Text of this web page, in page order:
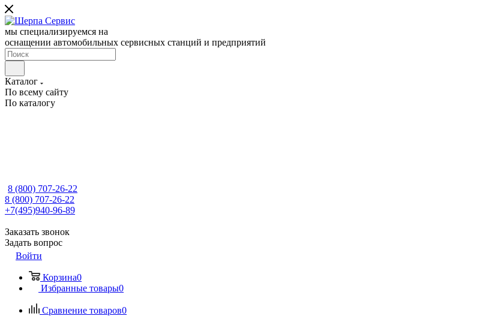
мы специализируемся на
оснащении автомобильных сервисных станций и предприятий
Каталог
По всему сайту
По каталогу
8 (800) 707-26-22
8 (800) 707-26-22
+7(495)940-96-89
Заказать звонок
Задать вопрос
Войти
Корзина0
Избранные товары0
Сравнение товаров0